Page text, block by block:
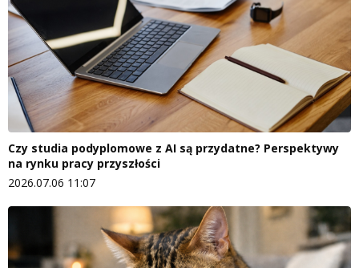
Czy studia podyplomowe z AI są przydatne? Perspektywy
na rynku pracy przyszłości
2026.07.06 11:07